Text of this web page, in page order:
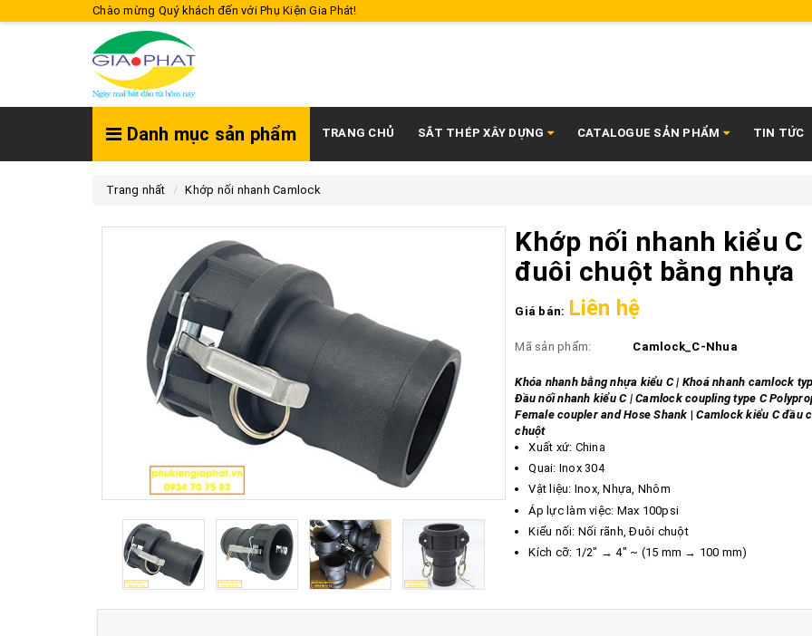
Chào mừng Quý khách đến với Phụ Kiện Gia Phát!
Danh mục sản phẩm TRANG CHỦ SẮT THÉP XÂY DỰNG CATALOGUE SẢN PHẨM TIN TỨC
Trang nhất Khớp nối nhanh Camlock
Khớp nối nhanh kiểu C
đuôi chuột bằng nhựa
Giá bán: Liên hệ
Mã sản phẩm: Camlock_C-Nhua
Khóa nhanh bằng nhựa kiểu C | Khoá nhanh camlock
Đầu nối nhanh kiểu C | Camlock coupling type C
Female coupler and Hose Shank |Camlock kiểu C đầu
chuột
Xuất xứ: China
Quai: Inox 304
Vật liệu: Inox, Nhựa, Nhôm
Áp lực làm việc: Max 100psi
Kiểu nối: Nối rãnh, Đuôi chuột
Kích cỡ: 1/2" → 4" ~ (15 mm → 100 mm)